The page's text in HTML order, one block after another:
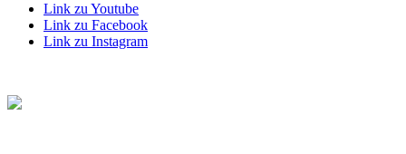
Link zu Youtube
Link zu Facebook
Link zu Instagram